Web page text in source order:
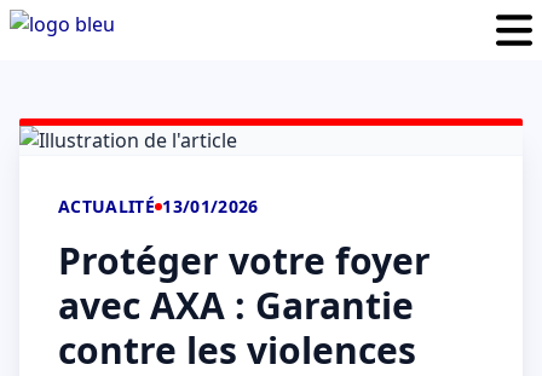
ACTUALITÉ 13/01/2026
Protéger votre foyer
avec AXA : Garantie
contre les violences